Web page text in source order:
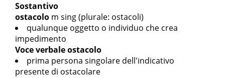
Sostantivo
ostacolo m sing(plurale: ostacoli)
qualunque oggetto o individuo che crea
impedimento
Voce verbaleostacolo
prima persona singolare dell'indicativo
presente di ostacolare